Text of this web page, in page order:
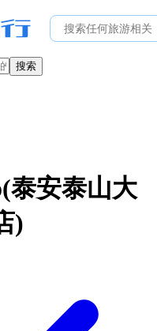
搜索
泰安泰山大
)